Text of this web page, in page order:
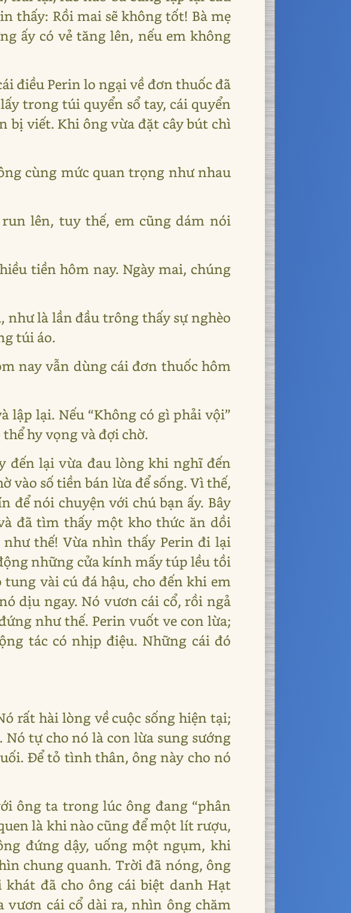
thấy: Rồi mai sẽ không tốt! Bà mẹ
ấy có vẻ tăng lên, nếu em không
điều Perin lo ngại về đơn thuốc đã
trong túi quyển sổ tay, cái quyển
bị viết. Khi ông vừa đặt cây bút chì
cùng mức quan trọng như nhau
lên, tuy thế, em cũng dám nói
tiền hôm nay. Ngày mai, chúng
như là lần đầu trông thấy sự nghèo
túi áo.
nay vẫn dùng cái đơn thuốc hôm
lập lại. Nếu “Không có gì phải vội”
hy vọng và đợi chờ.
đến lại vừa đau lòng khi nghĩ đến
vào số tiền bán lừa để sống. Vì thế,
để nói chuyện với chú bạn ấy. Bây
đã tìm thấy một kho thức ăn dồi
thế! Vừa nhìn thấy Perin đi lại
những cửa kính mấy túp lều tồi
vài cú đá hậu, cho đến khi em
dịu ngay. Nó vươn cái cổ, rồi ngả
như thế. Perin vuốt ve con lừa;
tác có nhịp điệu. Những cái đó
rất hài lòng về cuộc sống hiện tại;
tự cho nó là con lừa sung sướng
Để tỏ tình thân, ông này cho nó
ông ta trong lúc ông đang “phân
là khi nào cũng để một lít rượu,
đứng dậy, uống một ngụm, khi
chung quanh. Trời đã nóng, ông
đã cho ông cái biệt danh Hạt
vươn cái cổ dài ra, nhìn ông chăm